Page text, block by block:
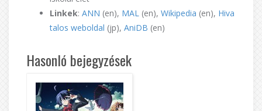
Linkek: ANN (en), MAL (en), Wikipedia (en), Hiva
talos weboldal (jp), AniDB (en)
Hasonló bejegyzések